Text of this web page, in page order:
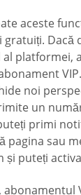
aceste
Dacă
platformei,
noi
un
primi
pagina sau
și puteți
abonamentul